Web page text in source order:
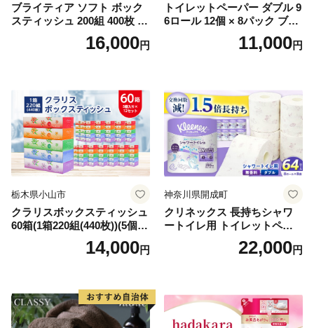
ブライティア ソフト ボック
スティッシュ 200組 400枚 60
箱 日本製 まとめ買い ティッ
シュ リサイクル 長持 防災 常
倶知安町 日用品
16,000円
トイレットペーパー ダブル 9
6ロール 12個 × 8パック ブラ
ンカ 再生紙 100％ 芯あり 日
用品 消耗品 無香料 生活用品
11,000円
栃木県小山市
クラリスボックスティッシュ
60箱(1箱220組(440枚))(5個入
り×12セット)【1256759】
14,000円
神奈川県開成町
クリネックス 長持ちシャワ
ートイレ用 トイレットペー
パー（ダブル）64ロール(8ロ
ール×8パック) 開成町 トイレ
蓄 防災 エコ 消耗品 生活雑貨
生活用品 無香料 トイレット
ペーパー ダブル といれっと
22,000円